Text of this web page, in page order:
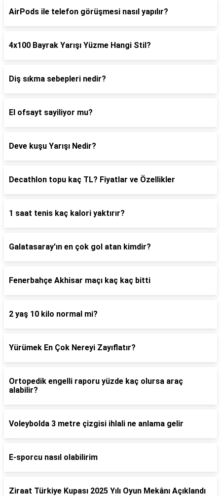
AirPods ile telefon görüşmesi nasıl yapılır?
4x100 Bayrak Yarışı Yüzme Hangi Stil?
Diş sıkma sebepleri nedir?
El ofsayt sayiliyor mu?
Deve kuşu Yarışı Nedir?
Decathlon topu kaç TL? Fiyatlar ve Özellikler
1 saat tenis kaç kalori yaktırır?
Galatasaray'ın en çok gol atan kimdir?
Fenerbahçe Akhisar maçı kaç kaç bitti
2 yaş 10 kilo normal mi?
Yürümek En Çok Nereyi Zayıflatır?
Ortopedik engelli raporu yüzde kaç olursa araç
alabilir?
Voleybolda 3 metre çizgisi ihlali ne anlama gelir
E-sporcu nasıl olabilirim
Ziraat Türkiye Kupası 2025 Yılı Oyun Mekânı Açıklandı